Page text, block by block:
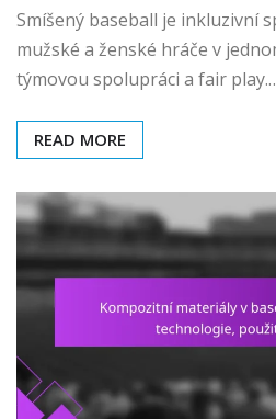
Smíšený baseball je inkluzivní
mužské a ženské hráče v
týmovou spolupráci a fair
READ MORE